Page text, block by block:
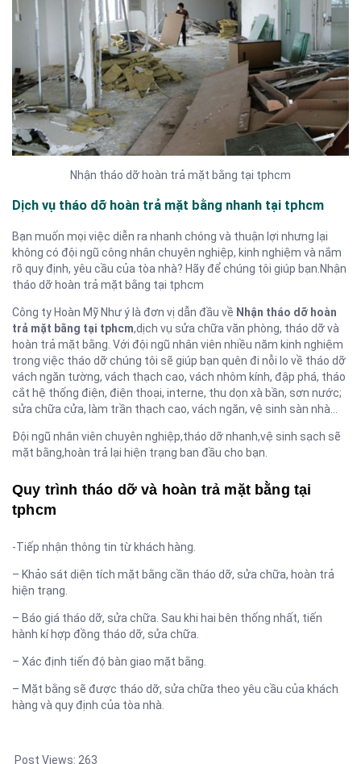
Nhận tháo dỡ hoàn trả mặt bằng tại tphcm
Dịch vụ tháo dỡ hoàn trả mặt bằng nhanh tại tphcm
Bạn muốn mọi việc diễn ra nhanh chóng và thuận lợi nhưng lại
không có đội ngũ công nhân chuyên nghiệp, kinh nghiệm và nắm
rõ quy định, yêu cầu của tòa nhà? Hãy để chúng tôi giúp bạn.Nhận
tháo dỡ hoàn trả mặt bằng tại tphcm
Công ty Hoàn Mỹ Như ý là đơn vị dẫn đầu về Nhận tháo dỡ hoàn
trả mặt bằng tại tphcm,dịch vụ sửa chữa văn phòng, tháo dỡ và
hoàn trả mặt bằng. Với đội ngũ nhân viên nhiều năm kinh nghiệm
trong việc tháo dỡ chúng tôi sẽ giúp bạn quên đi nỗi lo về tháo dỡ
vách ngăn tường, vách thạch cao, vách nhôm kính, đập phá, tháo
cắt hệ thống điện, điện thoại, interne, thu dọn xà bần, sơn nước;
sửa chữa cửa, làm trần thạch cao, vách ngăn, vệ sinh sàn nhà…
Đội ngũ nhân viên chuyên nghiệp,tháo dỡ nhanh,vệ sinh sạch sẽ
mặt bằng,hoàn trả lại hiện trạng ban đầu cho bạn.
Quy trình tháo dỡ và hoàn trả mặt bằng tại
tphcm
-Tiếp nhận thông tin từ khách hàng.
– Khảo sát diện tích mặt bằng cần tháo dỡ, sửa chữa, hoàn trả
hiện trạng.
– Báo giá tháo dỡ, sửa chữa. Sau khi hai bên thống nhất, tiến
hành kí hợp đồng tháo dỡ, sửa chữa.
– Xác định tiến độ bàn giao mặt bằng.
– Mặt bằng sẽ được tháo dỡ, sửa chữa theo yêu cầu của khách
hàng và quy định của tòa nhà.
Post Views: 263